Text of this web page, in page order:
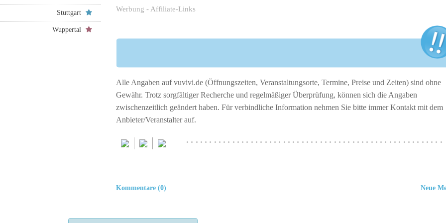
Stuttgart
Wuppertal
Werbung - Affiliate-Links
Alle Angaben auf vuvivi.de (Öffnungszeiten, Veranstaltungsorte, Termine, Preise und Zeiten) sind ohne
Gewähr. Trotz sorgfältiger Recherche und regelmäßiger Überprüfung, können sich die Angaben
zwischenzeitlich geändert haben. Für verbindliche Information nehmen Sie bitte immer Kontakt mit dem
Anbieter/Veranstalter auf.
························································
Neue
Kommentare (0)